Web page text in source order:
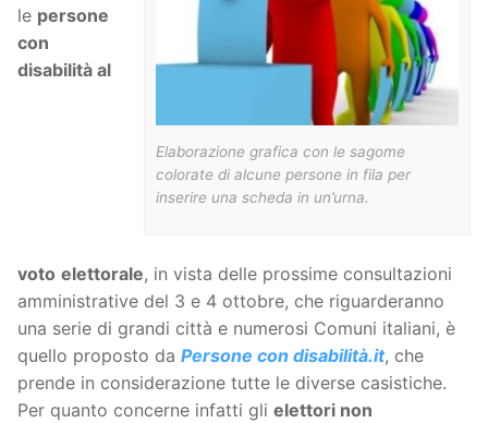
Elaborazione grafica con le sagome
colorate di alcune persone in fila per
inserire una scheda in un’urna.
le persone
con
disabilità al
voto elettorale, in vista delle prossime consultazioni
amministrative del 3 e 4 ottobre, che riguarderanno
una serie di grandi città e numerosi Comuni italiani, è
quello proposto da Persone con disabilità.it, che
prende in considerazione tutte le diverse casistiche.
Per quanto concerne infatti gli elettori non